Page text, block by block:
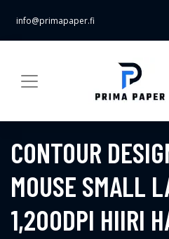
info@primapaper.fi
CONTOUR
MOUSE SMALL
1,200DPI HIIRI